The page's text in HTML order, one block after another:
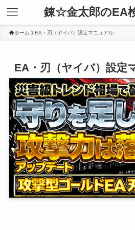
錬☆金太郎のEA
ホーム EA・刃（ヤイバ）設定マニュアル
EA・刃（ヤイバ）設定